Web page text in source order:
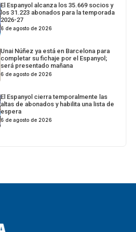
El Espanyol alcanza los 35.669 socios y
los 31.223 abonados para la temporada
2026-27
6 de agosto de 2026
Unai Núñez ya está en Barcelona para
completar su fichaje por el Espanyol;
será presentado mañana
6 de agosto de 2026
El Espanyol cierra temporalmente las
altas de abonados y habilita una lista de
espera
6 de agosto de 2026